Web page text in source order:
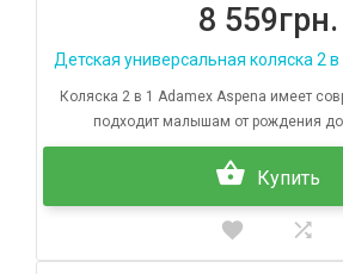
8 559грн.
Детская универсальная коляска 2
Коляска 2 в 1 Adamex Aspena имеет
подходит малышам от рождения до
Купить